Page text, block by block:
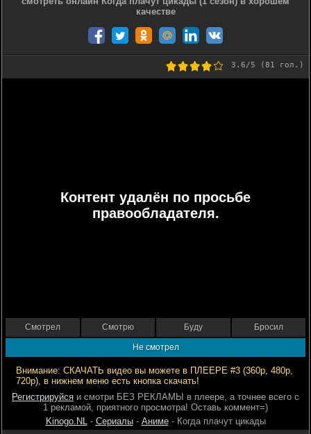
качестве
3.6/5 (81 гол.)
Контент удалён по просьбе
правообладателя.
Смотрел Смотрю Буду Бросил
Не смотрел
Внимание: СКАЧАТЬ видео вы можете в ПЛЕЕРЕ #3 (360р, 480р,
720р), в нижнем меню есть кнопка скачать!
Регистрируйся и смотри БЕЗ РЕКЛАМЫ в плеере, а точнее всего с
1 рекламой, приятного просмотра! Оставь коммент=)
Kinogo.NL- Сериалы- Аниме- Когда плачут цикады